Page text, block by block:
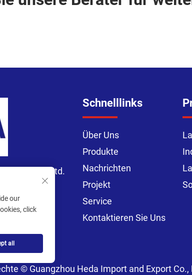
Export Co., Ltd.
Schnelllinks
Über Uns
Produkte
Nachrichten
Projekt
Service
Kontaktieren Sie Uns
© Guangzhou Heda Import and Export
our
click
all